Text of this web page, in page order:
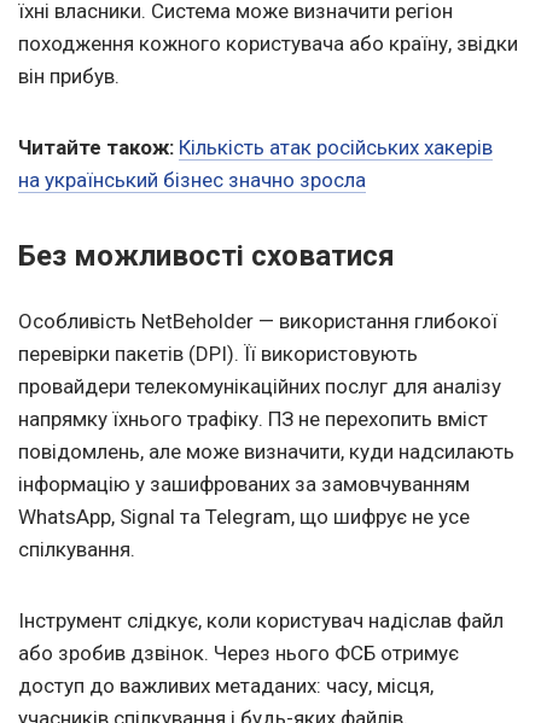
їхні власники. Система може визначити регіон
походження кожного користувача або країну, звідки
він прибув.
Читайте також: Кількість атак російських хакерів
на український бізнес значно зросла
Без можливості сховатися
Особливість NetBeholder — використання глибокої
перевірки пакетів (DPI). Її використовують
провайдери телекомунікаційних послуг для аналізу
напрямку їхнього трафіку. ПЗ не перехопить вміст
повідомлень, але може визначити, куди надсилають
інформацію у зашифрованих за замовчуванням
WhatsApp, Signal та Telegram, що шифрує не усе
спілкування.
Інструмент слідкує, коли користувач надіслав файл
або зробив дзвінок. Через нього ФСБ отримує
доступ до важливих метаданих: часу, місця,